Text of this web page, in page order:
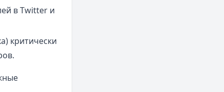
в Twitter и
критически